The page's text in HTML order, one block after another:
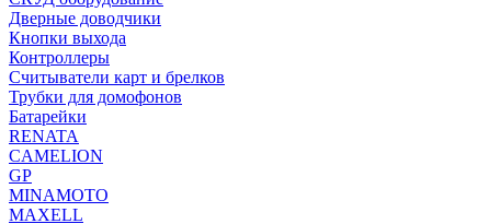
Дверные доводчики
Кнопки выхода
Контроллеры
Считыватели карт и брелков
Трубки для домофонов
Батарейки
RENATA
CAMELION
GP
MINAMOTO
MAXELL